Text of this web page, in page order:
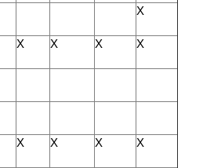
X
X X X X
X X X X